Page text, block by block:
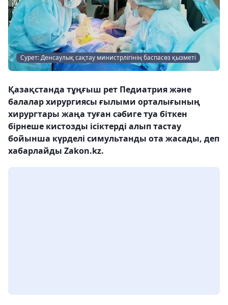
Сурет: Денсаулық сақтау министрлігінің баспасөз қызметі
Қазақстанда тұңғыш рет Педиатрия және
балалар хирургиясы ғылыми орталығының
хирургтары жаңа туған сәбиге туа біткен
бірнеше кистозды ісіктерді алып тастау
бойынша күрделі симультанды ота жасады, деп
хабарлайды Zakon.kz.